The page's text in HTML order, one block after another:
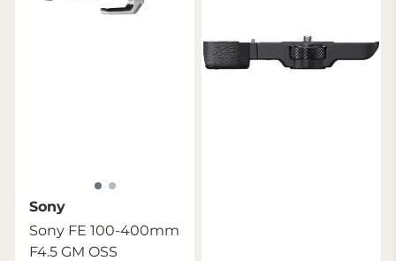
Sony
Sony FE 100-400mm
F4.5 GM OSS